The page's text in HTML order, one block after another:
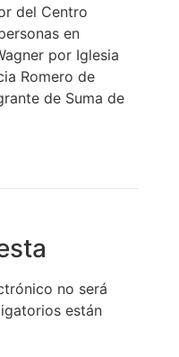
del Centro
en
por Iglesia
Romero de
de Suma de
no será
están